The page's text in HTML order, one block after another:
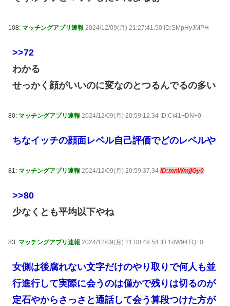
108: マッチングアプリ速報 2024/12/09(月) 21:27:41.50 ID:SMpHyJMPH
>>72
わかる
せっかく顔がいいのに変なのとつるんでるの多い
80: マッチングアプリ速報 2024/12/09(月) 20:59:12.34 ID:Ci41+DN+0
ちなイッチの顔面レベル自己評価でどのレベルや
81: マッチングアプリ速報 2024/12/09(月) 20:59:37.34 ID:mnWmjjGy0
>>80
少なくとも平均以下やね
83: マッチングアプリ速報 2024/12/09(月) 21:00:49.54 ID:1dW94TQ+0
女側は後腐れない文字だけのやり取りで何人も並
行進行して実際に会うのは僅かで残りは切るのが
定石やからさっさと通話して会う算段つけた方が